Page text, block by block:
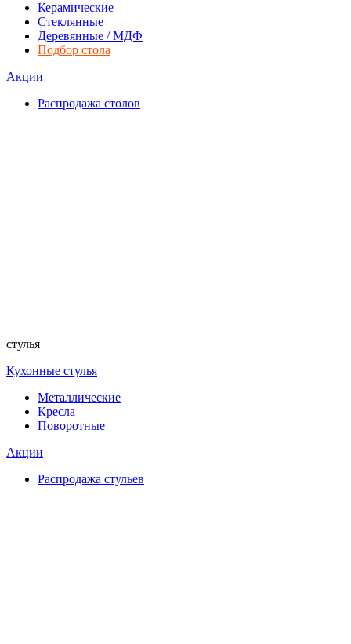
Керамические
Стеклянные
Деревянные / МДФ
Подбор стола
Акции
Распродажа столов
стулья
Кухонные стулья
Металлические
Кресла
Поворотные
Акции
Распродажа стульев